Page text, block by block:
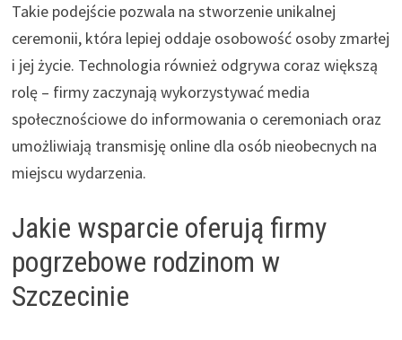
Takie podejście pozwala na stworzenie unikalnej
ceremonii, która lepiej oddaje osobowość osoby zmarłej
i jej życie. Technologia również odgrywa coraz większą
rolę – firmy zaczynają wykorzystywać media
społecznościowe do informowania o ceremoniach oraz
umożliwiają transmisję online dla osób nieobecnych na
miejscu wydarzenia.
Jakie wsparcie oferują firmy
pogrzebowe rodzinom w
Szczecinie